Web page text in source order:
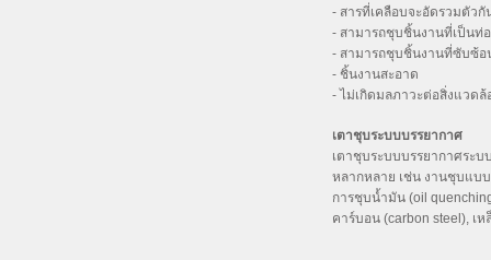
- สารที่เคลือบจะอัดรวมตัว
- สามารถชุบชิ้นงานที่เป็นท่
- สามารถชุบชิ้นงานที่ซับซ้อ
- ชิ้นงานสะอาด
- ไม่เกิดมลภาวะต่อสิ่งแวดล้
เตาชุบระบบบรรยากาศ
เตาชุบระบบบรรยากาศระ
หลากหลาย เช่น งานชุบแบบ
การชุบน้ำมัน (oil
คาร์บอน (carbon steel), เ